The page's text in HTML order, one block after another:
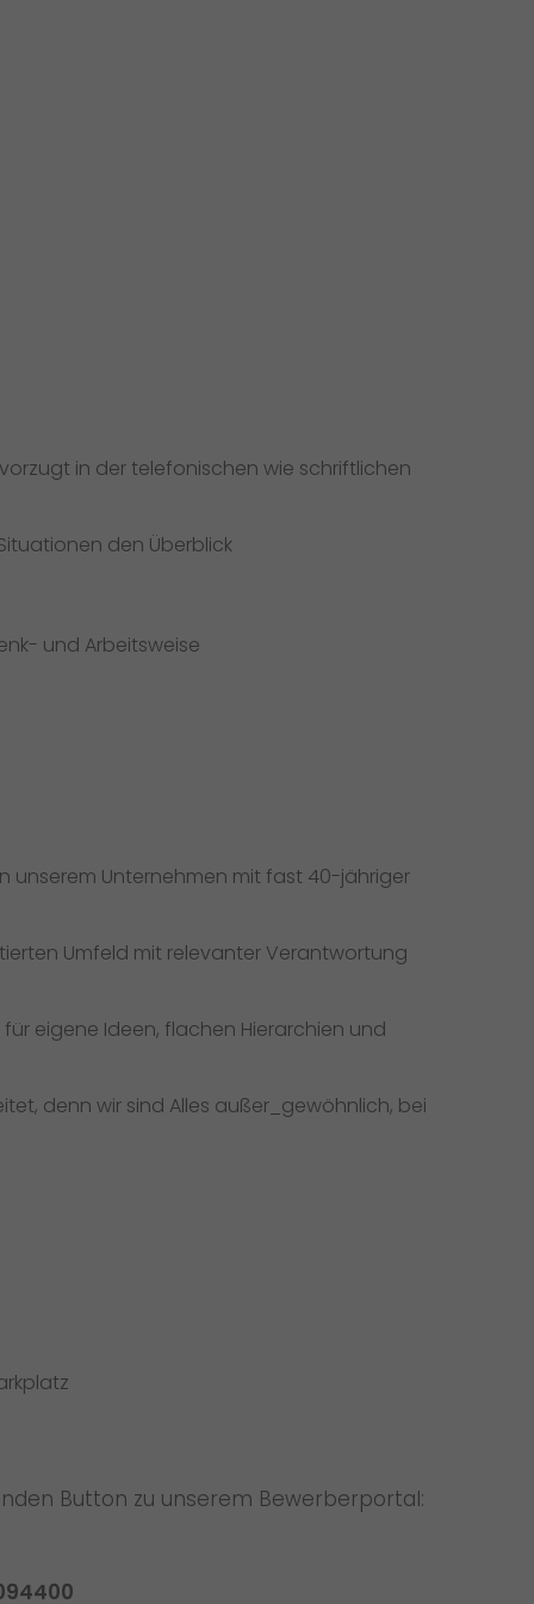
in der telefonischen wie schriftlichen
den Überblick
und Arbeitsweise
unserem Unternehmen mit fast 40-jähriger
Umfeld mit relevanter Verantwortung
eigene Ideen, flachen Hierarchien und
denn wir sind Alles außer_gewöhnlich, bei
Button zu unserem Bewerberportal: